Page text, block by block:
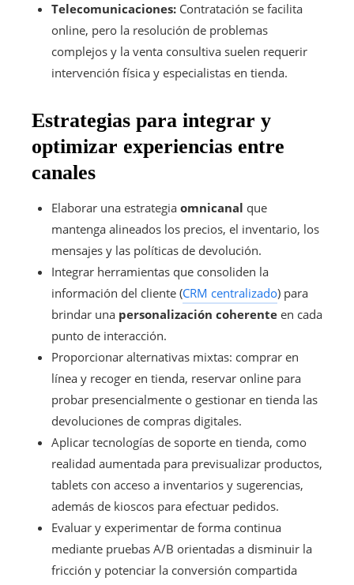
Telecomunicaciones: Contratación se facilita
online, pero la resolución de problemas
complejos y la venta consultiva suelen requerir
intervención física y especialistas en tienda.
Estrategias para integrar y
optimizar experiencias entre
canales
Elaborar una estrategia omnicanal que
mantenga alineados los precios, el inventario, los
mensajes y las políticas de devolución.
Integrar herramientas que consoliden la
información del cliente (CRM centralizado) para
brindar una personalización coherente en cada
punto de interacción.
Proporcionar alternativas mixtas: comprar en
línea y recoger en tienda, reservar online para
probar presencialmente o gestionar en tienda las
devoluciones de compras digitales.
Aplicar tecnologías de soporte en tienda, como
realidad aumentada para previsualizar productos,
tablets con acceso a inventarios y sugerencias,
además de kioscos para efectuar pedidos.
Evaluar y experimentar de forma continua
mediante pruebas A/B orientadas a disminuir la
fricción y potenciar la conversión compartida